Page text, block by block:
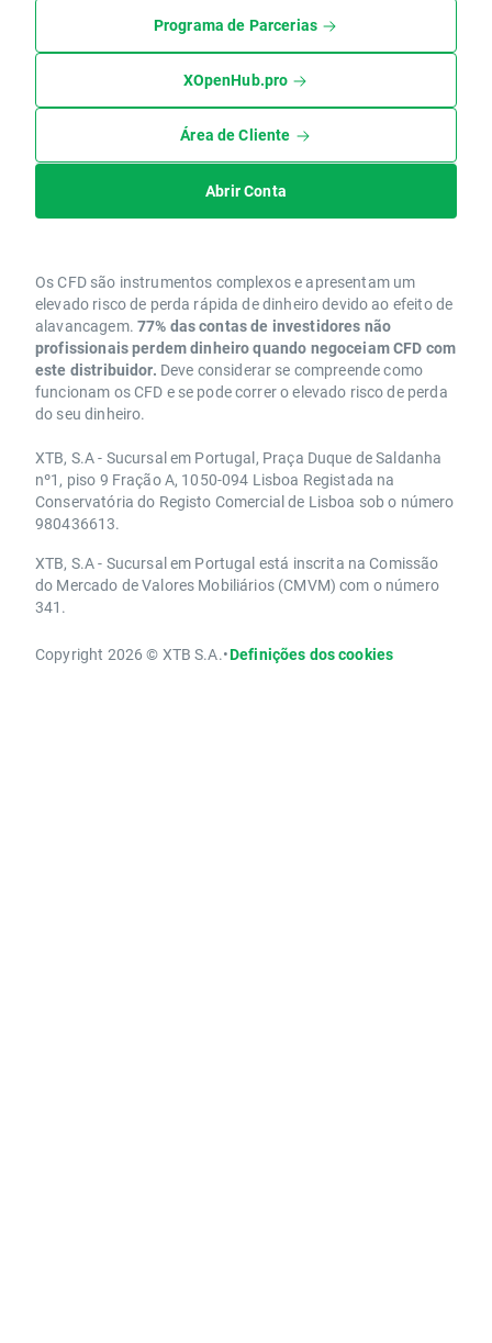
Programa de Parcerias
XOpenHub.pro
Área de Cliente
Abrir Conta
Os CFD são instrumentos complexos e apresentam um
elevado risco de perda rápida de dinheiro devido ao efeito de
alavancagem. 77% das contas de investidores não
profissionais perdem dinheiro quando negoceiam CFD com
este distribuidor. Deve considerar se compreende como
funcionam os CFD e se pode correr o elevado risco de perda
do seu dinheiro.
XTB, S.A - Sucursal em Portugal, Praça Duque de Saldanha
nº1, piso 9 Fração A, 1050-094 Lisboa Registada na
Conservatória do Registo Comercial de Lisboa sob o número
980436613.
XTB, S.A - Sucursal em Portugal está inscrita na Comissão
do Mercado de Valores Mobiliários (CMVM) com o número
341.
Copyright 2026 © XTB S.A.•Definições dos cookies